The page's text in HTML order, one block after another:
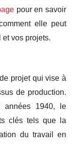
pour en savoir
elle peut
vos projets.
projet qui vise à
de production.
années 1940, le
clés tels que la
du travail en